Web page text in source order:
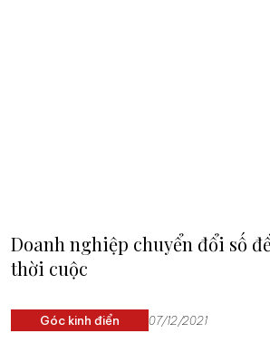
Doanh nghiệp chuyển đổi số
thời cuộc
Góc kinh điển 07/12/2021